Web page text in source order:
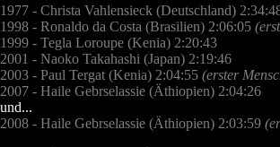
1977 - Christa Vahlensieck (Deutschland)
1998 - Ronaldo da Costa (Brasilien) 2:06:05
1999 - Tegla Loroupe (Kenia) 2:20:43
2001 - Naoko Takahashi (Japan) 2:19:46
2003 - Paul Tergat (Kenia) 2:04:55 (erster
2007 - Haile Gebrselassie (Äthiopien) 2:04:26
und...
2008 - Haile Gebrselassie (Äthiopien) 2:03:59